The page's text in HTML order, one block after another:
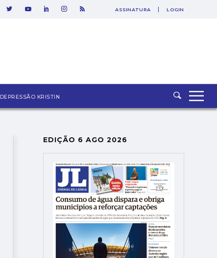
SAIR
ASSINATURA LOGIN
DEPRESSÃO KRISTIN
EDIÇÃO 6 AGO 2026